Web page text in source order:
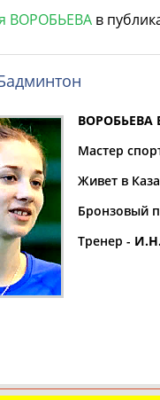
М Н О
П
Ю Я
Не
Не
ВОРОБЬЕВА в
ВОРОБЬЕВА
Мастер
Живет в
Бронзовый
Тренер -